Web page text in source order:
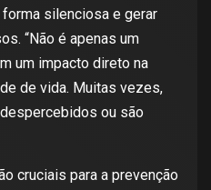
silenciosa e gerar
“Não é apenas um
um impacto direto na
de vida. Muitas vezes,
ou são
cruciais para a prevenção